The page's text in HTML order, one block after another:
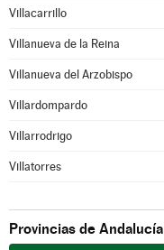
Villacarrillo
Villanueva de la Reina
Villanueva del Arzobispo
Villardompardo
Villarrodrigo
Villatorres
Provincias de Andalucía